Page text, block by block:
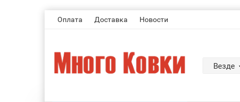
Оплата Доставка Новости
Везде